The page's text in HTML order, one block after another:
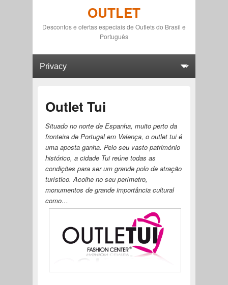
OUTLET
Descontos e ofertas especiais de Outlets do Brasil e
Português
Outlet Tui
Situado no norte de Espanha, muito perto da
fronteira de Portugal em Valença, o outlet tui é
uma aposta ganha. Pelo seu vasto património
histórico, a cidade Tui reúne todas as
condições para ser um grande polo de atração
turístico. Acolhe no seu perímetro,
monumentos de grande importância cultural
como…